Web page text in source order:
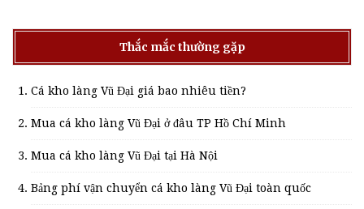
Thắc mắc thường gặp
Cá kho làng Vũ Đại giá bao nhiêu tiền?
Mua cá kho làng Vũ Đại ở đâu TP Hồ Chí Minh
Mua cá kho làng Vũ Đại tại Hà Nội
Bảng phí vận chuyển cá kho làng Vũ Đại toàn quốc